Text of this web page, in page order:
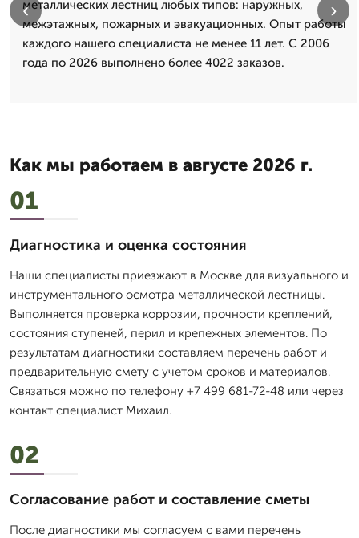
металлических лестниц любых типов: наружных,
межэтажных, пожарных и эвакуационных. Опыт работы
каждого нашего специалиста не менее 11 лет. С 2006
года по 2026 выполнено более 4022 заказов.
‹ ›
Как мы работаем в августе 2026 г.
01
Диагностика и оценка состояния
Наши специалисты приезжают в Москве для визуального и
инструментального осмотра металлической лестницы.
Выполняется проверка коррозии, прочности креплений,
состояния ступеней, перил и крепежных элементов. По
результатам диагностики составляем перечень работ и
предварительную смету с учетом сроков и материалов.
Связаться можно по телефону +7 499 681-72-48 или через
контакт специалист Михаил.
02
Согласование работ и составление сметы
После диагностики мы согласуем с вами перечень